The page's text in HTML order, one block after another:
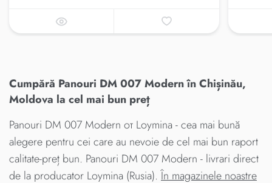
Cumpără Panouri DM 007 Modern în Chișinău,
Moldova la cel mai bun preț
Panouri DM 007 Modern от Loymina - cea mai bună
alegere pentru cei care au nevoie de cel mai bun raport
calitate-preț bun. Panouri DM 007 Modern - livrari direct
de la producator Loymina (Rusia).În magazinele noastre